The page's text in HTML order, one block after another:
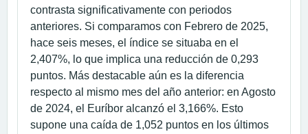
contrasta significativamente con periodos
anteriores. Si comparamos con Febrero de 2025,
hace seis meses, el índice se situaba en el
2,407%, lo que implica una reducción de 0,293
puntos. Más destacable aún es la diferencia
respecto al mismo mes del año anterior: en Agosto
de 2024, el Euríbor alcanzó el 3,166%. Esto
supone una caída de 1,052 puntos en los últimos